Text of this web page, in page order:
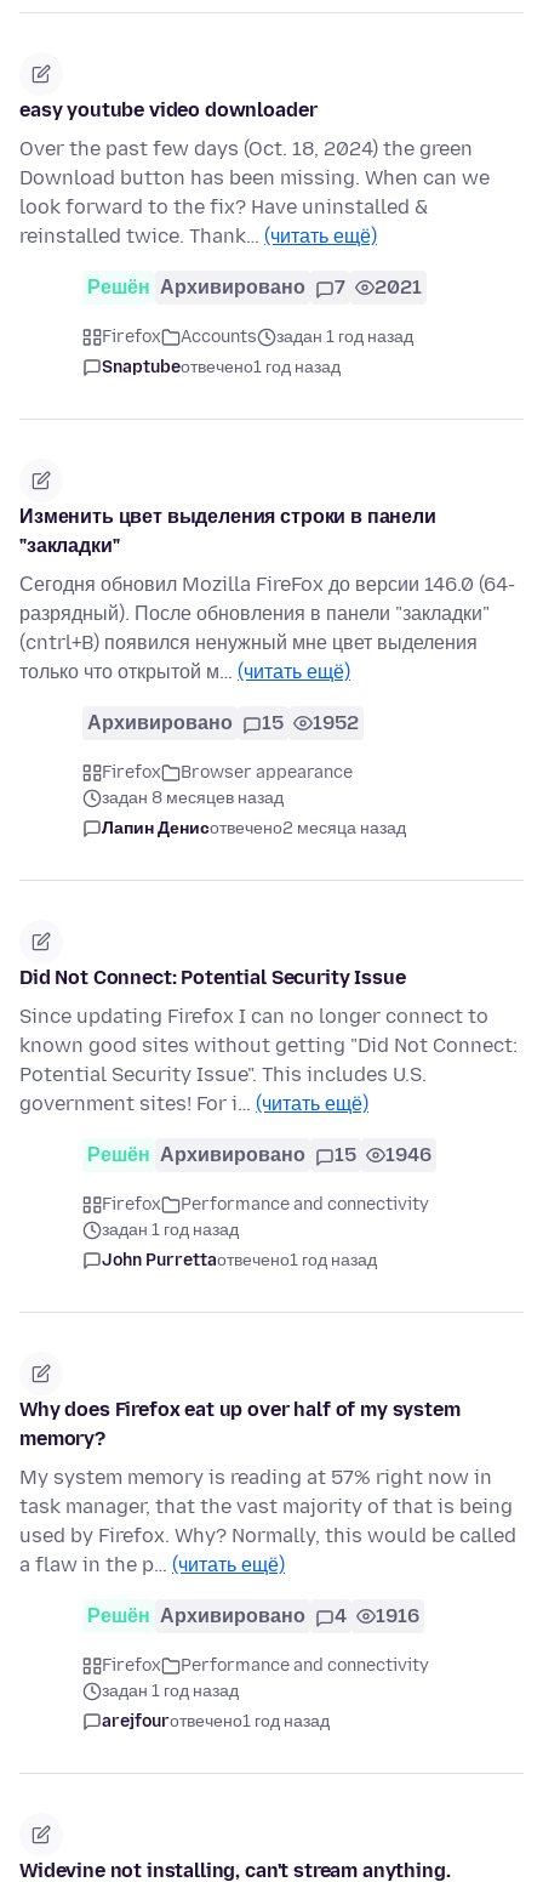
easy youtube video downloader
Over the past few days (Oct. 18, 2024) the green
Download button has been missing. When can we
look forward to the fix? Have uninstalled &
reinstalled twice. Thank… (читать ещё)
Решён Архивировано 7 2021
Firefox Accounts
задан 1 год назад
Snaptubeотвечено1 год назад
Изменить цвет выделения строки в панели
"закладки"
Сегодня обновил Mozilla FireFox до версии 146.0 (64-
разрядный). После обновления в панели "закладки"
(cntrl+B) появился ненужный мне цвет выделения
только что открытой м… (читать ещё)
Архивировано 15 1952
Firefox
Browser appearance
задан 8 месяцев назад
Лапин Денисотвечено2 месяца назад
Did Not Connect: Potential Security Issue
Since updating Firefox I can no longer connect to
known good sites without getting "Did Not Connect:
Potential Security Issue". This includes U.S.
government sites! For i… (читать ещё)
Решён Архивировано 15 1946
Firefox
Performance and connectivity
задан 1 год назад
John Purrettaотвечено1 год назад
Why does Firefox eat up over half of my system
memory?
My system memory is reading at 57% right now in
task manager, that the vast majority of that is being
used by Firefox. Why? Normally, this would be called
a flaw in the p… (читать ещё)
Решён Архивировано 4 1916
Firefox
Performance and connectivity
задан 1 год назад
arejfourотвечено1 год назад
Widevine not installing, can't stream anything.